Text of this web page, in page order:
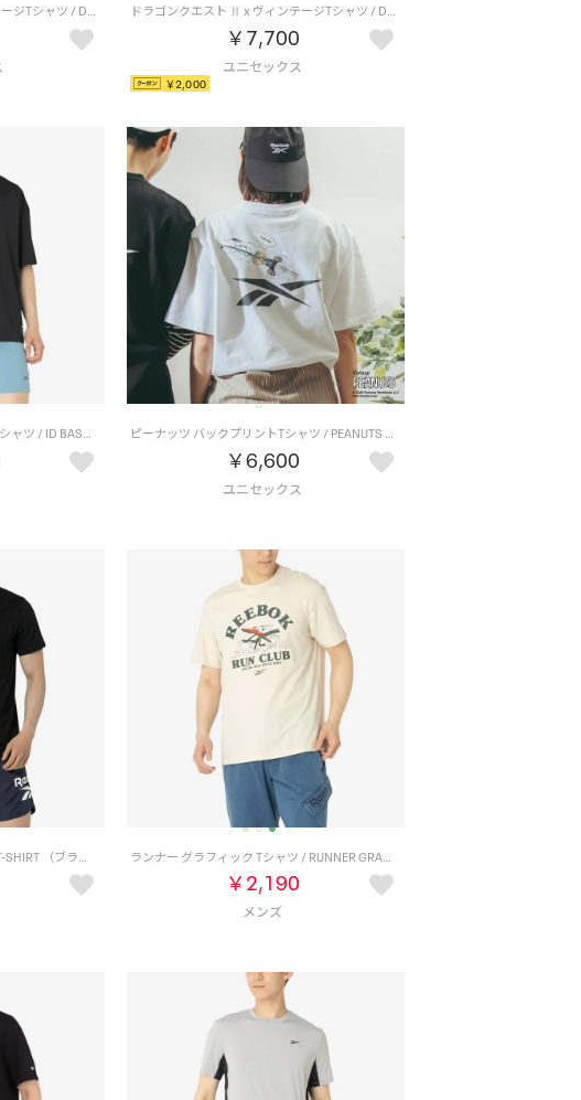
ドラゴンクエスト Ⅶ x ヴィンテージTシャツ / DRAGON QUEST Ⅶ x VINTAGE TEE 【返品不可商品】 （ブラック/ライムグリーン） ドラゴンクエスト Ⅱ x ヴィンテージTシャツ / DRAGON QUEST Ⅱ x VINTAGE TEE 【返品不可商品】 （ブラック/ブルー）
￥7,700
￥2,000
バスケットボール リラックス Tシャツ / ID BASKETBALL RELAXED T-SHIRT （ブラック） ピーナッツ バックプリントTシャツ / PEANUTS BACK PRINT Tee （ホワイト）
￥6,600
アスリート Tシャツ / ATHLETE T-SHIRT （ブラック） ランナー グラフィック Tシャツ / RUNNER GRAPHIC TEE （グレージュ）
￥2,190